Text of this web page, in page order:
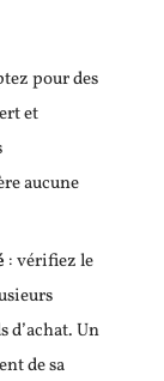
pour des
et
aucune
: vérifiez le
d’achat. Un
de sa